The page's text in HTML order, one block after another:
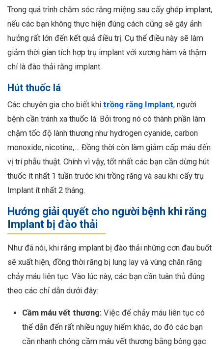
Trong quá trình chăm sóc răng miệng sau cấy ghép implant,
nếu các bạn không thực hiện đúng cách cũng sẽ gây ảnh
hưởng rất lớn đến kết quả điều trị. Cụ thể điều này sẽ làm
giảm thời gian tích hợp trụ implant với xương hàm và thậm
chí là đào thải răng implant.
Hút thuốc lá
Các chuyên gia cho biết khi trồng răng Implant, người
bệnh cần tránh xa thuốc lá. Bởi trong nó có thành phần làm
chậm tốc độ lành thương như hydrogen cyanide, carbon
monoxide, nicotine,… Đồng thời còn làm giảm cấp máu đến
vị trí phẫu thuật. Chính vì vậy, tốt nhất các bạn cần dừng hút
thuốc ít nhất 1 tuần trước khi trồng răng và sau khi cấy trụ
Implant ít nhất 2 tháng.
Hướng giải quyết cho người bệnh khi răng
Implant bị đào thải
Như đã nói, khi răng implant bị đào thải những cơn đau buốt
sẽ xuất hiện, đồng thời răng bị lung lay và vùng chân răng
chảy máu liên tục. Vào lúc này, các bạn cần tuân thủ đúng
theo các chỉ dẫn dưới đây:
Cầm máu vết thương: Việc để chảy máu liên tục có
thể dẫn đến rất nhiều nguy hiểm khác, do đó các bạn
cần nhanh chóng cầm máu vết thương bằng bông gạc